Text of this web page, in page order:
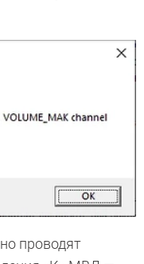
проводят